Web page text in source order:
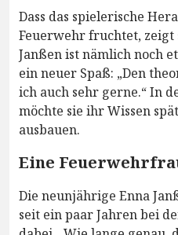
Dass das spielerische
Feuerwehr fruchtet, zeigt
Janßen ist nämlich noch
ein neuer Spaß: „Den
ich auch sehr gerne.“ In
möchte sie ihr Wissen
ausbauen.
Eine
Die neunjährige Enna
seit ein paar Jahren bei